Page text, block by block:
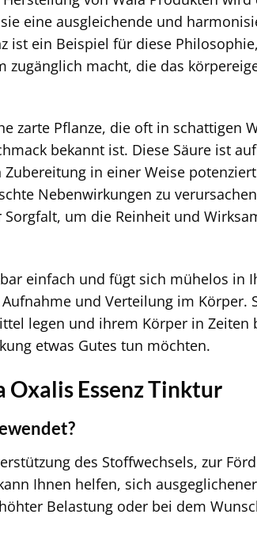
eine ausgleichende und
ist ein Beispiel für diese
zugänglich macht, die das
zarte Pflanze, die oft in schattigen
bekannt ist. Diese Säure ist
in einer Weise
Nebenwirkungen zu
um die Reinheit und
einfach und fügt sich mühelos in
und Verteilung im Körper.
legen und ihrem Körper in Zeiten
etwas Gutes tun möchten.
Oxalis Essenz Tinktur
des Stoffwechsels, zur
Ihnen helfen, sich
Belastung oder bei dem